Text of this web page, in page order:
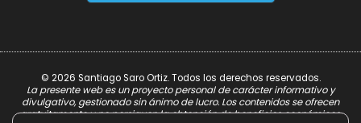
© 2026 Santiago Saro Ortiz. Todos los derechos reservados.
La presente web es un proyecto personal de carácter informativo y
divulgativo, gestionado sin ánimo de lucro. Los contenidos se ofrecen
gratuitamente y no persiguen la obtención de beneficios económicos.